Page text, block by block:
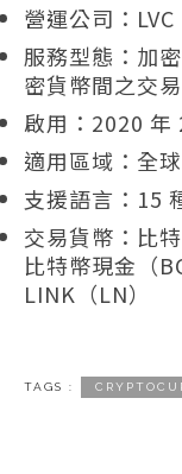
營運公司：
服務型態：加
密貨幣間之交易
啟用：2020 年
適用區域：全
支援語言：15
交易貨幣：比
比特幣現金（
LINK（LN）
TAGS :